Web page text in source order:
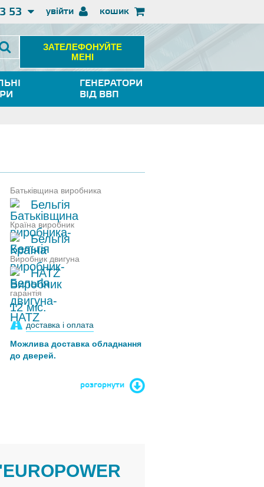
увійти
53 кошик
ЗАТЕЛЕФОНУЙТЕ
МЕНІ
ГЕНЕРАТОРИ
ВІД ВВП
Батьківщина виробника
Бельгія
Країна виробник
Бельгія
Виробник двигуна
HATZ
гарантія
12 міс.
доставка і оплата
Можлива доставка обладнання
до дверей.
розгорнути